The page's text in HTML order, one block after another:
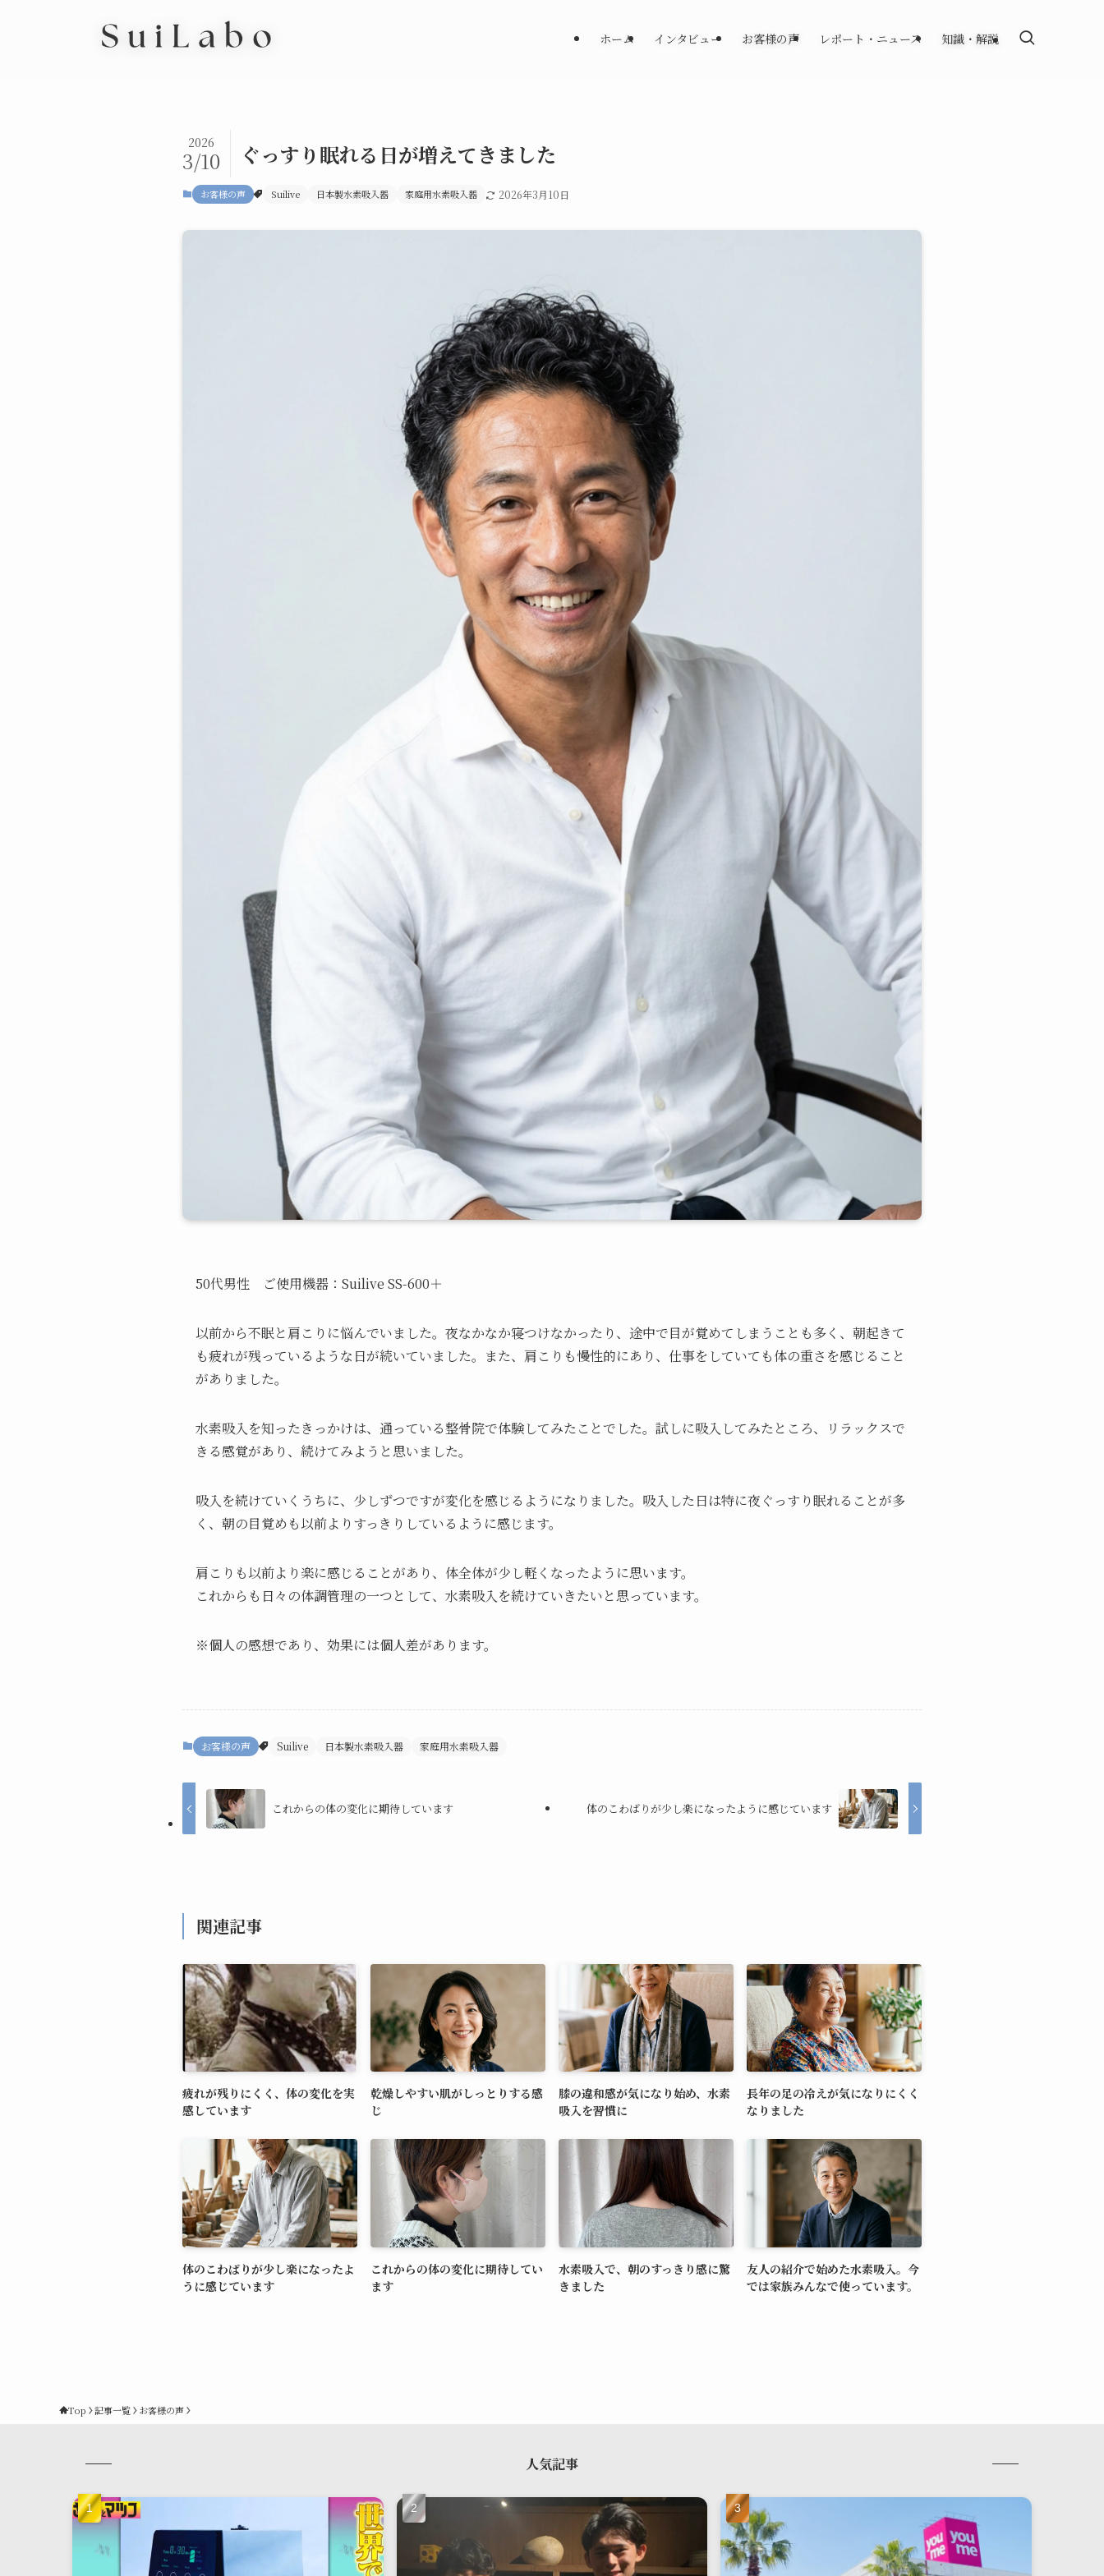
ホーム インタビュー お客様の声 レポート・ニュース 知識・解説
ぐっすり眠れる日が増えてきました
2026
3/10
お客様の声 Suilive 日本製水素吸入器 家庭用水素吸入器 2026年3月10日
50代男性 ご使用機器：Suilive SS-600＋
以前から不眠と肩こりに悩んでいました。夜なかなか寝つけなかったり、途中で目が覚めてしまうことも多く、朝起きて
も疲れが残っているような日が続いていました。また、肩こりも慢性的にあり、仕事をしていても体の重さを感じること
がありました。
水素吸入を知ったきっかけは、通っている整骨院で体験してみたことでした。試しに吸入してみたところ、リラックスで
きる感覚があり、続けてみようと思いました。
吸入を続けていくうちに、少しずつですが変化を感じるようになりました。吸入した日は特に夜ぐっすり眠れることが多
く、朝の目覚めも以前よりすっきりしているように感じます。
肩こりも以前より楽に感じることがあり、体全体が少し軽くなったように思います。
これからも日々の体調管理の一つとして、水素吸入を続けていきたいと思っています。
※個人の感想であり、効果には個人差があります。
お客様の声 Suilive 日本製水素吸入器 家庭用水素吸入器
これからの体の変化に期待しています 体のこわばりが少し楽になったように感じています
関連記事
疲れが残りにくく、体の変化を実
感しています
乾燥しやすい肌がしっとりする感
じ
膝の違和感が気になり始め、水素
吸入を習慣に
長年の足の冷えが気になりにくく
なりました
体のこわばりが少し楽になったよ
うに感じています
これからの体の変化に期待してい
ます
水素吸入で、朝のすっきり感に驚
きました
友人の紹介で始めた水素吸入。今
では家族みんなで使っています。
Top 記事一覧 お客様の声
人気記事